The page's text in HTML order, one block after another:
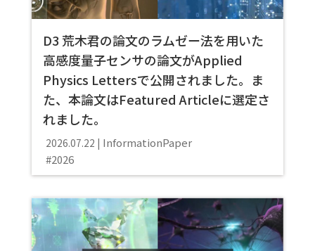
D3 荒木君の論文のラムゼー法を用いた
高感度量子センサの論文がApplied
Physics Lettersで公開されました。ま
た、本論文はFeatured Articleに選定さ
れました。
2026.07.22 InformationPaper
2026